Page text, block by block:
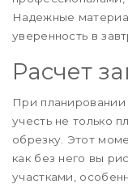
Надежные
уверенность в
Расчет
При планировании
учесть не только
обрезку. Этот
как без него вы
участками,